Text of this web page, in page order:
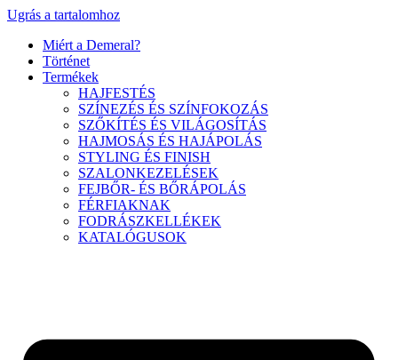
Ugrás a tartalomhoz
Miért a Demeral?
Történet
Termékek
HAJFESTÉS
SZÍNEZÉS ÉS SZÍNFOKOZÁS
SZŐKÍTÉS ÉS VILÁGOSÍTÁS
HAJMOSÁS ÉS HAJÁPOLÁS
STYLING ÉS FINISH
SZALONKEZELÉSEK
FEJBŐR- ÉS BŐRÁPOLÁS
FÉRFIAKNAK
FODRÁSZKELLÉKEK
KATALÓGUSOK